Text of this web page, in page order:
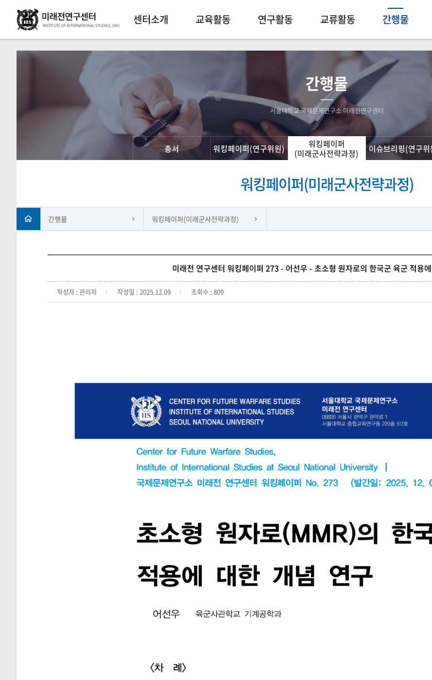
센터소개 교육활동 연구활동 교류활동 간행물
간행물
서울대학교 국제문제연구소 미래전연구센터
총서 워킹페이퍼(연구위원)
워킹페이퍼
(미래군사전략과정)
이슈브리핑(연구
워킹페이퍼(미래군사전략과정)
간행물 워킹페이퍼(미래군사전략과정)
미래전 연구센터 워킹페이퍼 273 - 어선우 - 초소형 원자로의 한국군 육군 적용
작성자 : 관리자 작성일 : 2025.12.09 조회수 : 809